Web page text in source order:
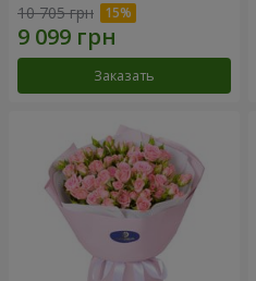
10 705 грн
Заказать